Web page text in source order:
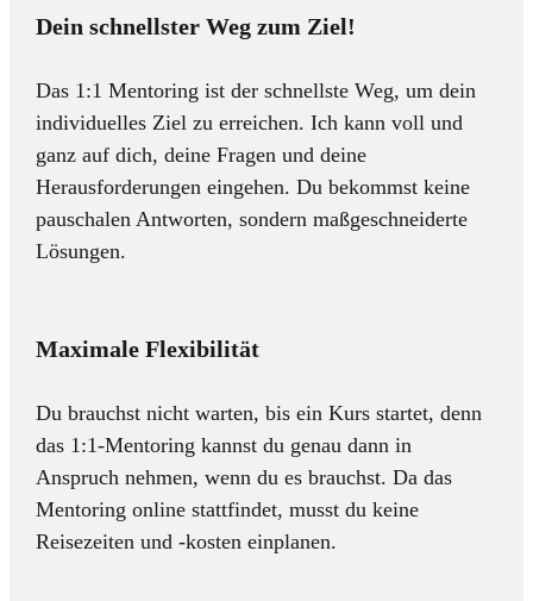
Dein schnellster Weg zum Ziel!
Das 1:1 Mentoring ist der schnellste Weg, um dein
individuelles Ziel zu erreichen. Ich kann voll und
ganz auf dich, deine Fragen und deine
Herausforderungen eingehen. Du bekommst keine
pauschalen Antworten, sondern maßgeschneiderte
Lösungen.
Maximale Flexibilität
Du brauchst nicht warten, bis ein Kurs startet, denn
das 1:1-Mentoring kannst du genau dann in
Anspruch nehmen, wenn du es brauchst. Da das
Mentoring online stattfindet, musst du keine
Reisezeiten und -kosten einplanen.